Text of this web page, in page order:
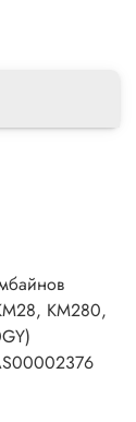
KM280,